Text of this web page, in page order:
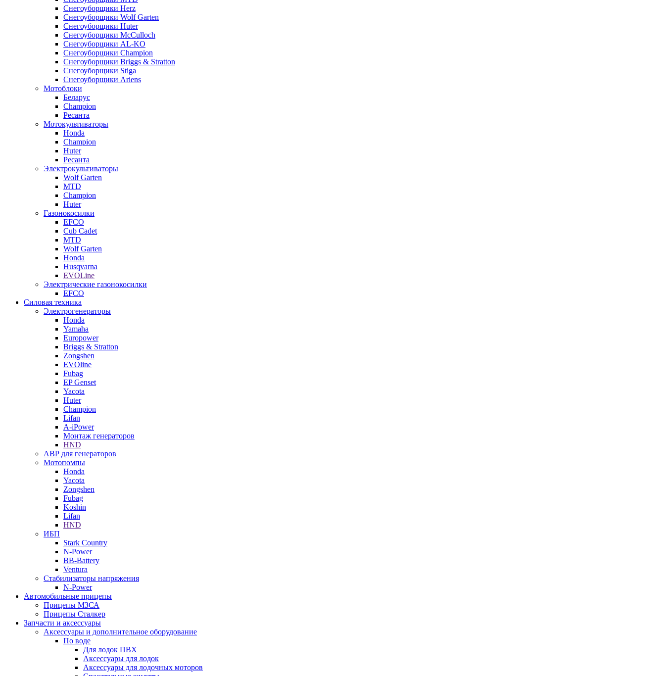
Снегоуборщики Herz
Снегоуборщики Wolf Garten
Снегоуборщики Huter
Снегоуборщики McCulloch
Снегоуборщики AL-KO
Снегоуборщики Champion
Снегоуборщики Briggs & Stratton
Снегоуборщики Stiga
Снегоуборщики Ariens
Мотоблоки
Беларус
Champion
Ресанта
Мотокультиваторы
Honda
Champion
Huter
Ресанта
Электрокультиваторы
Wolf Garten
MTD
Champion
Huter
Газонокосилки
EFCO
Cub Cadet
MTD
Wolf Garten
Honda
Husqvarna
EVOLine
Электрические газонокосилки
EFCO
Силовая техника
Электрогенераторы
Honda
Yamaha
Europower
Briggs & Stratton
Zongshen
EVOline
Fubag
EP Genset
Yacota
Huter
Champion
Lifan
A-iPower
Монтаж генераторов
HND
АВР для генераторов
Мотопомпы
Honda
Yacota
Zongshen
Fubag
Koshin
Lifan
HND
ИБП
Stark Country
N-Power
BB-Battery
Ventura
Стабилизаторы напряжения
N-Power
Автомобильные прицепы
Прицепы МЗСА
Прицепы Сталкер
Запчасти и аксессуары
Аксессуары и дополнительное оборудование
По воде
Для лодок ПВХ
Аксессуары для лодок
Аксессуары для лодочных моторов